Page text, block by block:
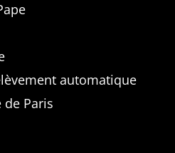
automatique
Paris